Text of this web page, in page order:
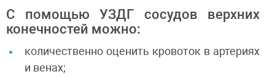
С помощью УЗДГ сосудов верхних
конечностей можно:
количественно оценить кровоток в артериях
и венах;